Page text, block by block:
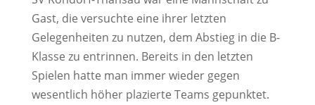
Gast, die versuchte eine ihrer letzten
Gelegenheiten zu nutzen, dem Abstieg in die B-
Klasse zu entrinnen. Bereits in den letzten
Spielen hatte man immer wieder gegen
wesentlich höher plazierte Teams gepunktet.